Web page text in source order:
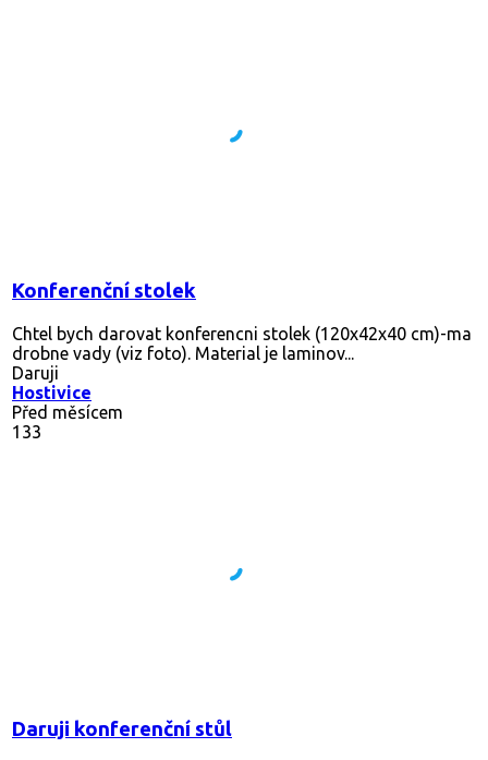
Konferenční stolek
Chtel bych darovat konferencni stolek (120x42x40 cm)-ma
drobne vady (viz foto). Material je laminov...
Daruji
Hostivice
Před měsícem
133
Daruji konferenční stůl